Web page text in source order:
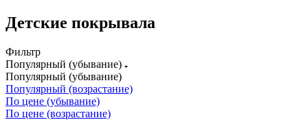
Детские покрывала
Фильтр
Популярный (убывание)
Популярный (убывание)
Популярный (возрастание)
По цене (убывание)
По цене (возрастание)